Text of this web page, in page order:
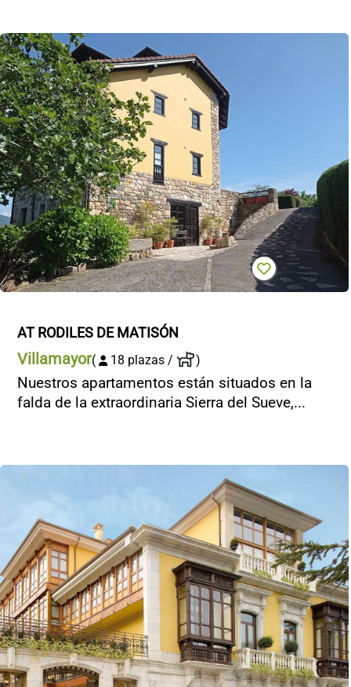
AT RODILES DE MATISÓN
Villamayor( 18 plazas / )
Nuestros apartamentos están situados en la
falda de la extraordinaria Sierra del Sueve,...